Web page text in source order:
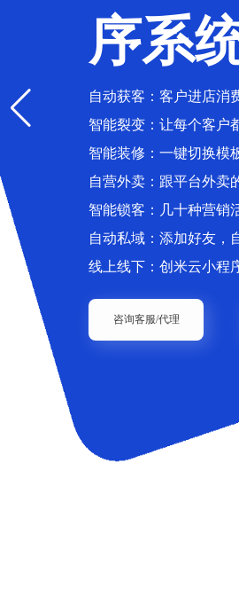
序系
自动获客：客户进店消
智能裂变：让每个客户
智能装修：一键切换模
自营外卖：跟平台外卖
智能锁客：几十种营销
自动私域：添加好友，
线上线下：创米云小程
咨询客服/代理